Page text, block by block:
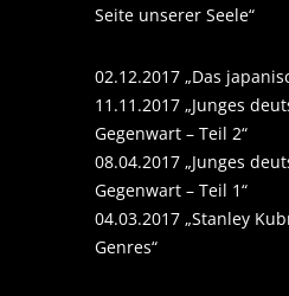
Seite unserer Seele“
02.12.2017 „Das
11.11.2017 „Junges
Gegenwart – Teil 2“
08.04.2017 „Junges
Gegenwart – Teil 1“
04.03.2017 „Stanley
Genres“